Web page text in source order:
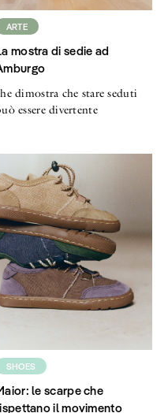
ARTE
mostra di sedie ad
dimostra che stare seduti
essere divertente
SHOES
le scarpe che
il movimento